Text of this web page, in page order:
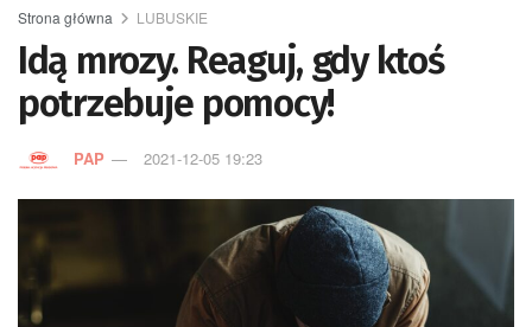
Strona główna LUBUSKIE
Idą mrozy. Reaguj, gdy ktoś
potrzebuje pomocy!
PAP 2021-12-05 19:23